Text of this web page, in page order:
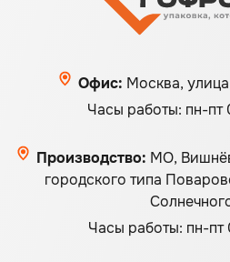
Офис: Москва,
Часы работы: пн-
Производство: МО,
городского типа
Часы работы: пн-